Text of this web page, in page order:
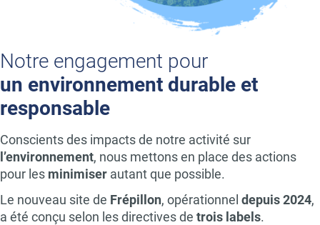
Notre engagement pour
un environnement durable et
responsable
Conscients des impacts de notre activité sur
l’environnement, nous mettons en place des actions
pour les minimiser autant que possible.
Le nouveau site de Frépillon, opérationnel depuis 2024,
a été conçu selon les directives de trois labels.